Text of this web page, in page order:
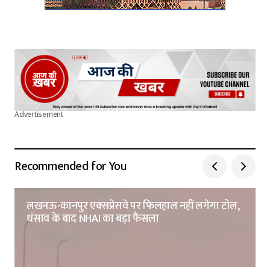
Advertisement
Recommended for You
लखनऊ-कानपुर एक्सप्रेसवे पर फिलहाल नहीं लगेगा टोल,
धंसाव के बाद NHAI का बड़ा फैसला